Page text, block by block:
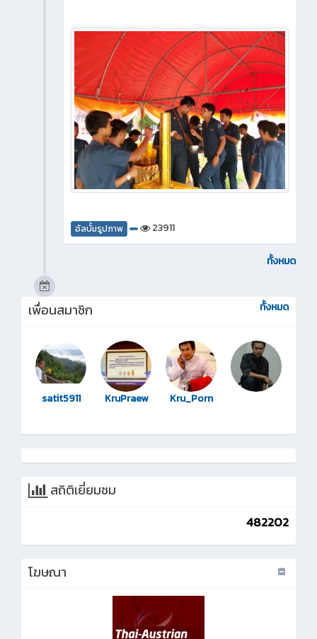
อัลบั้มรูปภาพ 23911
ทั้งหมด
เพื่อนสมาชิก ทั้งหมด
satit5911 KruPraew Kru_Porn
สถิติเยี่ยมชม
482202
โฆษณา